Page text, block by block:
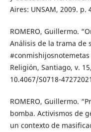
Aires: UNSAM, 2009. p.
ROMERO, Guillermo.
Análisis de la trama de
Religión, Santiago, v.
10.4067/S0718-
ROMERO, Guillermo.
bomba. Activismos de
un contexto de